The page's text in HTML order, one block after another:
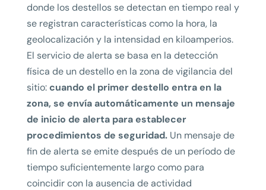
donde los destellos se detectan en tiempo real y
se registran características como la hora, la
geolocalización y la intensidad en kiloamperios.
El servicio de alerta se basa en la detección
física de un destello en la zona de vigilancia del
sitio:cuando el primer destello entra en la
zona, se envía automáticamente un mensaje
de inicio de alerta para establecer
procedimientos de seguridad.Un mensaje de
fin de alerta se emite después de un período de
tiempo suficientemente largo como para
coincidir con la ausencia de actividad